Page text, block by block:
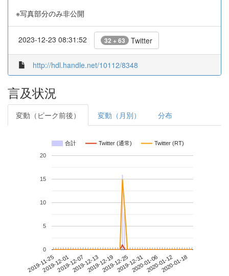
※写真部分のみ非公開
2023-12-23 08:31:52 32 + 63 Twitter
http://hdl.handle.net/10112/8348
言及状況
変動（ピーク前後） 変動（月別） 分布
合計 Twitter (通常) Twitter (RT)
2019-11-252019-12-012019-12-072019-12-132019-12-192019-12-252019-12-312020-01-062020-01-122020-01-18
0
5
10
15
20